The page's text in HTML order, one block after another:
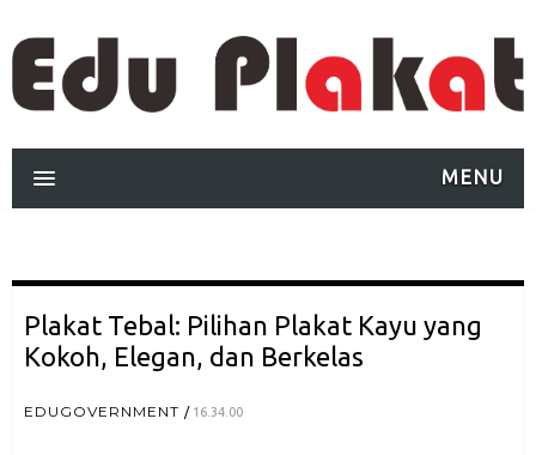
MENU
Plakat Tebal: Pilihan Plakat Kayu yang
Kokoh, Elegan, dan Berkelas
EDUGOVERNMENT 16.34.00